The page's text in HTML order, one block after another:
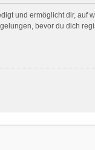
und ermöglicht dir,
bevor du dich